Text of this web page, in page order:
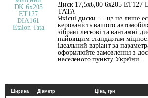
Диск 17,5х6,00 6х205
ТАТА
Якісні диски — це не лише
керованість вашого
зібрані легкові та вантажні
найвищим стандартам
ідеальний варіант за
оформлюйте замовлення з
населеного пункту України.
Ширина Діаметр Ціна, грн